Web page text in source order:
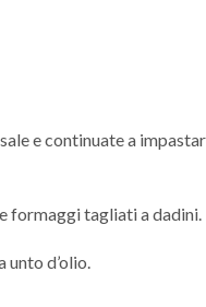
e continuate a
formaggi tagliati a dadini.
d’olio.